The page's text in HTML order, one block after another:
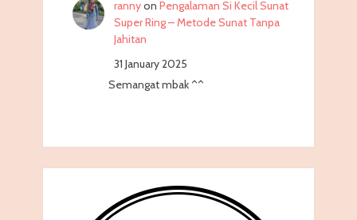
rannyon Pengalaman Si Kecil Sunat
Super Ring – Metode Sunat Tanpa
Jahitan
31 January 2025
Semangat mbak ^^